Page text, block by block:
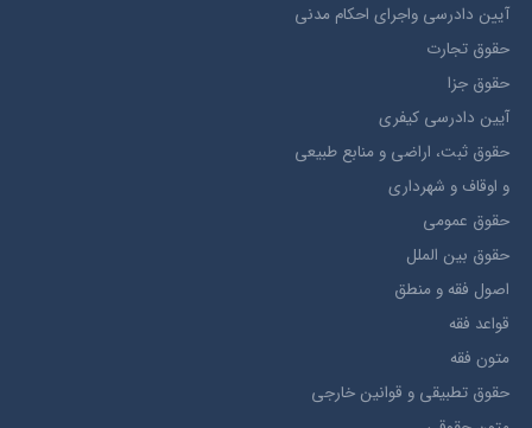
آيين دادرسي ​واجراي ​احکام ​مدني
حقوق تجارت
حقوق جزا
آيین دادرسی کیفری
حقوق ثبت، اراضي و منابع طبيعي
و اوقاف و شهرداری
حقوق عمومی
حقوق بين الملل
اصول فقه و منطق
قواعد فقه
متون فقه
حقوق تطبيقي و قوانین خارجی